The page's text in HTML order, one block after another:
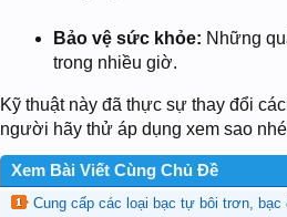
Bảo vệ sức khỏe: Những
trong nhiều giờ.
Kỹ thuật này đã thực sự thay đổi
người hãy thử áp dụng xem sao
Xem Bài Viết Cùng Chủ Đề
Cung cấp các loại bạc tự bôi trơn,